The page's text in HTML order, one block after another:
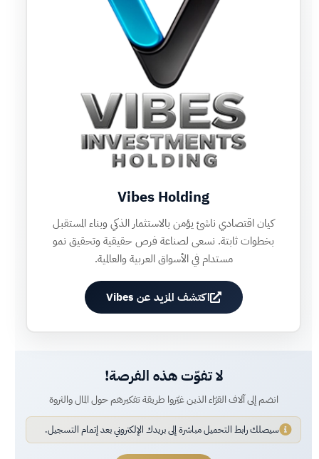
Vibes Holding
كيان اقتصادي ناشئ يؤمن بالاستثمار الذكي وبناء المستقبل
بخطوات ثابتة. نسعى لصناعة فرص حقيقية وتحقيق نمو
مستدام في الأسواق العربية والعالمية.
اكتشف المزيد عن Vibes
لا تفوّت هذه الفرصة!
انضم إلى آلاف القرّاء الذين غيّروا طريقة تفكيرهم حول المال والثروة
سيصلك رابط التحميل مباشرة إلى بريدك الإلكتروني بعد إتمام التسجيل.